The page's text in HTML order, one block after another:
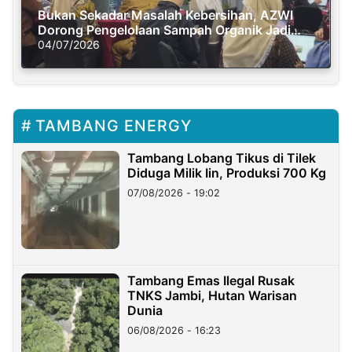
Bukan Sekadar Masalah Kebersihan, AZWI
Dorong Pengelolaan Sampah Organik Jadi
Solusi Krisis Iklim
04/07/2026
TAMBANG ENERGY
Tambang Lobang Tikus di Tilek
Diduga Milik Iin, Produksi 700 Kg
07/08/2026 - 19:02
Tambang Emas Ilegal Rusak
TNKS Jambi, Hutan Warisan
Dunia
06/08/2026 - 16:23